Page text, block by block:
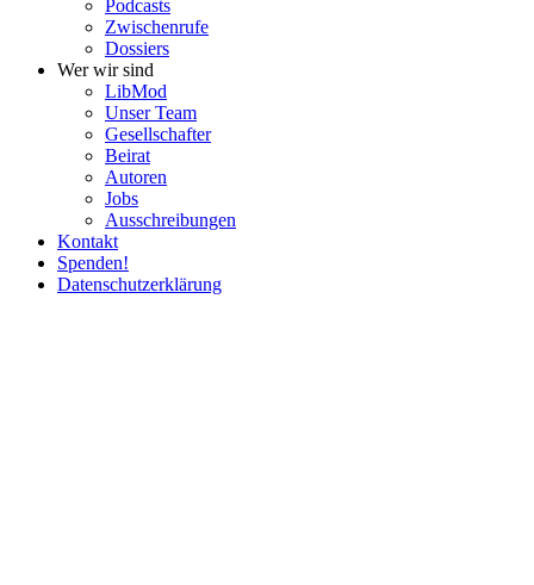
Podcasts
Zwischenrufe
Dossiers
Wer wir sind
LibMod
Unser Team
Gesell­schafter
Beirat
Autoren
Jobs
Ausschrei­bungen
Kontakt
Spenden!
Daten­schutz­er­klärung